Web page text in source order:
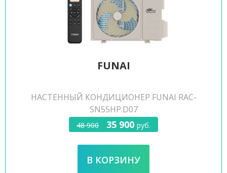
FUNAI
НАСТЕННЫЙ КОНДИЦИОНЕР FUNAI RAC-
SN55HP.D07
48 900 35 900 руб.